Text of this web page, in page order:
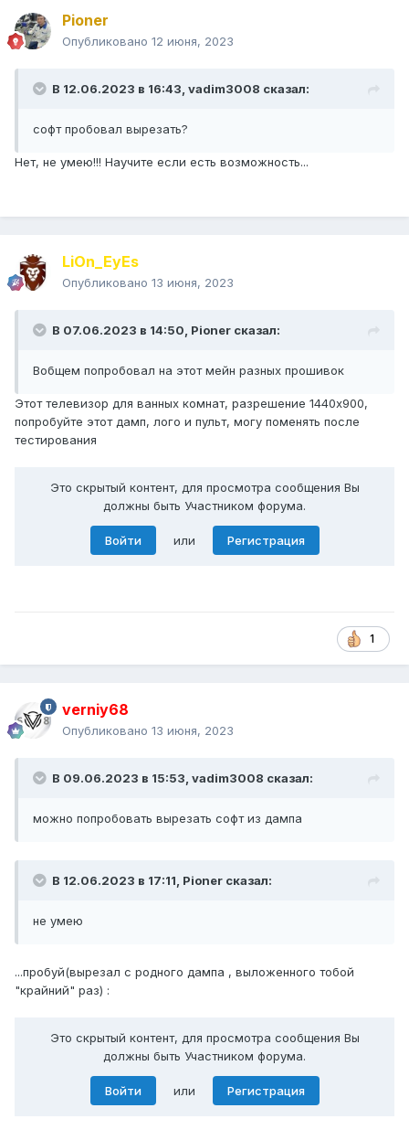
Pioner
Опубликовано 12 июня, 2023
В 12.06.2023 в 16:43, vadim3008 сказал:
софт пробовал вырезать?
Нет, не умею!!! Научите если есть возможность...
LiOn_EyEs
Опубликовано 13 июня, 2023
В 07.06.2023 в 14:50, Pioner сказал:
Вобщем попробовал на этот мейн разных прошивок
Этот телевизор для ванных комнат, разрешение 1440х900,
попробуйте этот дамп, лого и пульт, могу поменять после
тестирования
Это скрытый контент, для просмотра сообщения Вы
должны быть Участником форума.
Войти или Регистрация
1
verniy68
Опубликовано 13 июня, 2023
В 09.06.2023 в 15:53, vadim3008 сказал:
можно попробовать вырезать софт из дампа
В 12.06.2023 в 17:11, Pioner сказал:
не умею
...пробуй(вырезал с родного дампа , выложенного тобой
"крайний" раз) :
Это скрытый контент, для просмотра сообщения Вы
должны быть Участником форума.
Войти или Регистрация